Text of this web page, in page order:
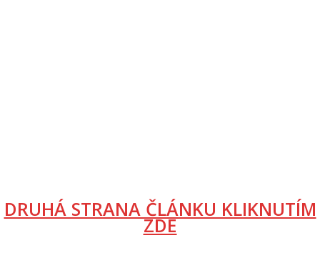
DRUHÁ STRANA ČLÁNKU KLIKNUTÍM
ZDE